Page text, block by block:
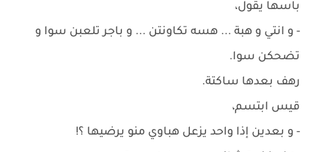
باسها يقول،
- و انتي و هبة ... هسه تكاونتن ... و باجر تلعبن سوا و
تضحكن سوا.
رهف بعدها ساكتة.
قيس ابتسم،
- و بعدين إذا واحد يزعل هباوي منو يرضيها ؟!